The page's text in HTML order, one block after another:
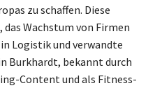
zu schaffen. Diese
Wachstum von Firmen
Logistik und verwandte
Burkhardt, bekannt durch
Content und als Fitness-